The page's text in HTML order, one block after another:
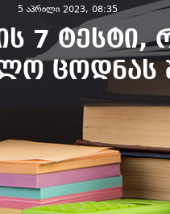
5 აპრილი 2023, 08:35
7
ცოდნას